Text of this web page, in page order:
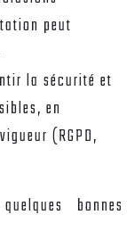
peut
la sécurité et
en
(RGPD,
bonnes